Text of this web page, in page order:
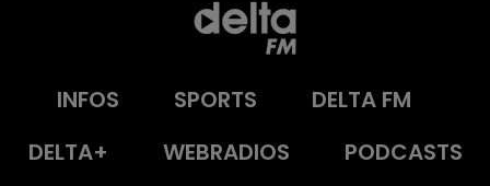
INFOS SPORTS
DELTA FM
DELTA+
WEBRADIOS PODCASTS